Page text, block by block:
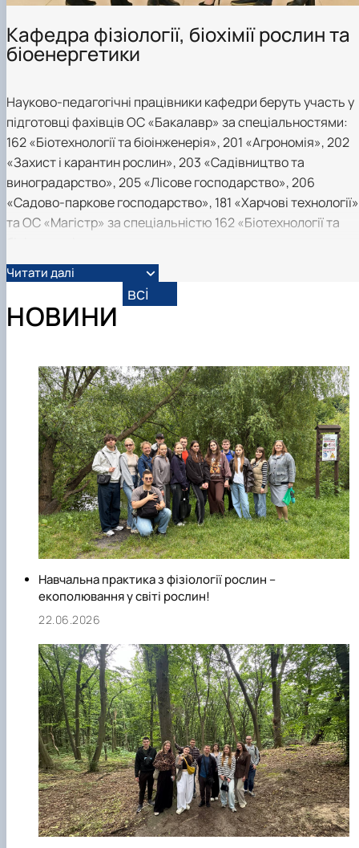
Кафедра фізіології, біохімії рослин та
біоенергетики
Науково-педагогічні працівники кафедри беруть участь у
підготовці фахівців ОС «Бакалавр» за спеціальностями:
162 «Біотехнології та біоінженерія», 201 «Агрономія», 202
«Захист і карантин рослин», 203 «Садівництво та
виноградарство», 205 «Лісове господарство», 206
«Садово-паркове господарство», 181 «Харчові технології»
та ОС «Магістр» за спеціальністю 162 «Біотехнології та
Кафедра забезпечує викладання студентам денної і
заочної форми навчання наступних дисциплін: “Біологія
клітини”, “Фізіологія рослин”, “Фізіологія з основами
функціонування біологічних систем”, “Клітинний
"Біометрія", “Проектування біопроцесів”, “Біотехнологічні
процеси агротехнологій”.
Штат кафедри представлений висококваліфікованими
викладачами та науковцями: 2 доктори та 5 кандидатів
наук, з яких 1 професор та 6 доцентів.
Читати далі
НОВИНИ
всі
Навчальна практика з фізіології рослин –
екополювання у світі рослин!
22.06.2026